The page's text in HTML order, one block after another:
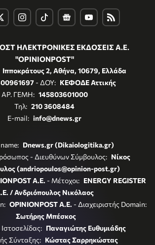
ΗΛΕΚΤΡΟΝΙΚΕΣ ΕΚΔΟΣΕΙΣ Α.Ε.
"OPINIONPOST"
Ιπποκράτους 2, Αθήνα, 10679, Ελλάδα
- ΔΟΥ: ΚΕΦΟΔΕ Αττικής
ΑΡ. ΓΕΜΗ: 145803601000
Τηλ: 210 3608484
E-mail: info@dnews.gr
Dnews.gr (Dikaiologitika.gr)
- Διευθύνων Σύμβουλος: Νίκος
(andriopoulos@opinion-post.gr)
A.E. - Μέτοχοι: ENERGY REGISTER
/ Ανδριόπουλος Νικόλαος
OPINIONPOST A.E. - Διαχειριστής Domain:
Σωτήρης Μπέσκος
Παναγιώτης Ευθυμιάδης
Σύνταξης: Κώστας Σαρρηκώστας